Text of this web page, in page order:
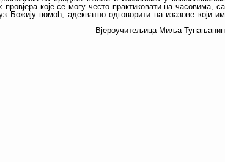
које се могу често практиковати на часовима, са
помоћ, адекватно одговорити на изазове који им
Вјероучитељица Миља Тупањанин